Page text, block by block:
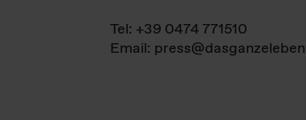
Tel: +39 0474 771510
Email: